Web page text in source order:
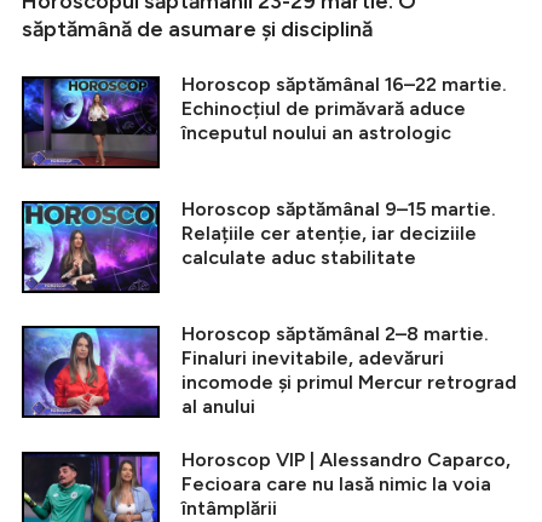
săptămână de asumare și disciplină
Horoscop săptămânal 16–22 martie.
Echinocțiul de primăvară aduce
începutul noului an astrologic
Horoscop săptămânal 9–15 martie.
Relațiile cer atenție, iar deciziile
calculate aduc stabilitate
Horoscop săptămânal 2–8 martie.
Finaluri inevitabile, adevăruri
incomode și primul Mercur retrograd
al anului
Horoscop VIP | Alessandro Caparco,
Fecioara care nu lasă nimic la voia
întâmplării